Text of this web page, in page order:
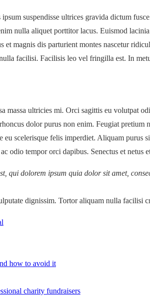
ipsum suspendisse ultrices gravida dictum
nulla aliquet porttitor lacus. Euismod
et magnis dis parturient montes nascetur
facilisi. Facilisis leo vel fringilla est. In
massa ultricies mi. Orci sagittis eu volutpat
dolor purus non enim. Feugiat
eu scelerisque felis imperdiet. Aliquam purus
odio tempor orci dapibus. Senectus et netus
qui dolorem ipsum quia dolor sit amet,
dignissim. Tortor aliquam nulla facilisi
how to avoid it
charity fundraisers